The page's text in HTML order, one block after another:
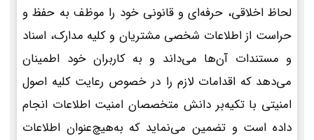
لحاظ اخلاقی، حرفه‌ای و قانونی خود را موظف به حفظ و
حراست از اطلاعات شخصی مشتریان و کلیه مدارک، اسناد
و مستندات آن‌ها می‌داند و به کاربران خود اطمینان
می‌دهد که اقدامات لازم را در خصوص رعایت کلیه اصول
امنیتی با تکیه‌بر دانش متخصصان امنیت اطلاعات انجام
داده است و تضمین می‌نماید که به‌هیچ‌عنوان اطلاعات